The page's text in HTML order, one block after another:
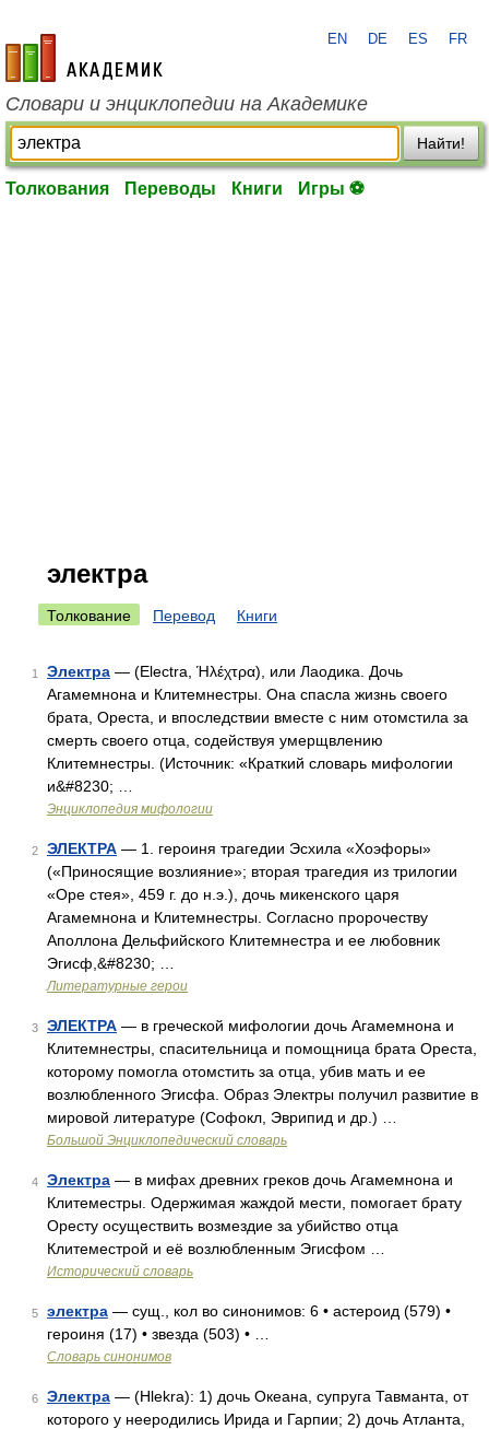
academic.ru
EN DE ES FR
Словари и энциклопедии на Академике
Найти!
Толкования Переводы Книги Игры ⚽
электра
Толкование Перевод Книги
1 Электра — (Electra, Ήλέχτρα), или Лаодика. Дочь
Агамемнона и Клитемнестры. Она спасла жизнь своего
брата, Ореста, и впоследствии вместе с ним отомстила за
смерть своего отца, содействуя умерщвлению
Клитемнестры. (Источник: «Краткий словарь мифологии
и&#8230; …
Энциклопедия мифологии
2 ЭЛЕКТРА — 1. героиня трагедии Эсхила «Хоэфоры»
(«Приносящие возлияние»; вторая трагедия из трилогии
«Оре стея», 459 г. до н.э.), дочь микенского царя
Агамемнона и Клитемнестры. Согласно пророчеству
Аполлона Дельфийского Клитемнестра и ее любовник
Эгисф,&#8230; …
Литературные герои
3 ЭЛЕКТРА — в греческой мифологии дочь Агамемнона и
Клитемнестры, спасительница и помощница брата Ореста,
которому помогла отомстить за отца, убив мать и ее
возлюбленного Эгисфа. Образ Электры получил развитие в
мировой литературе (Софокл, Эврипид и др.) …
Большой Энциклопедический словарь
4 Электра — в мифах древних греков дочь Агамемнона и
Клитеместры. Одержимая жаждой мести, помогает брату
Оресту осуществить возмездие за убийство отца
Клитеместрой и её возлюбленным Эгисфом …
Исторический словарь
5 электра — сущ., кол во синонимов: 6 • астероид (579) •
героиня (17) • звезда (503) • …
Словарь синонимов
6 Электра — (Hlekra): 1) дочь Океана, супруга Тавманта, от
которого у нееродились Ирида и Гарпии; 2) дочь Атланта,